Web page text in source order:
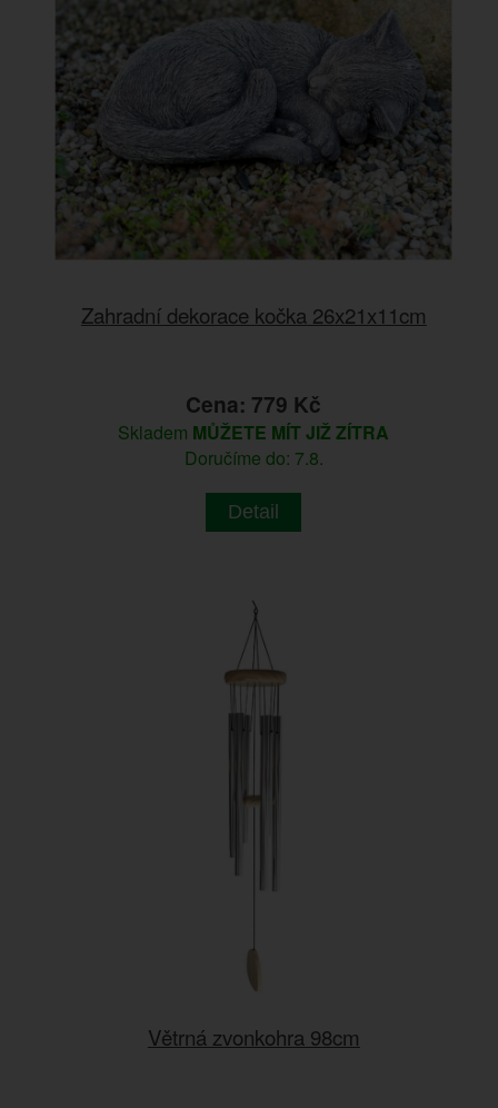
Zahradní dekorace kočka 26x21x11cm
Cena: 779 Kč
Skladem MŮŽETE MÍT JIŽ ZÍTRA
Doručíme do: 7.8.
Detail
Větrná zvonkohra 98cm